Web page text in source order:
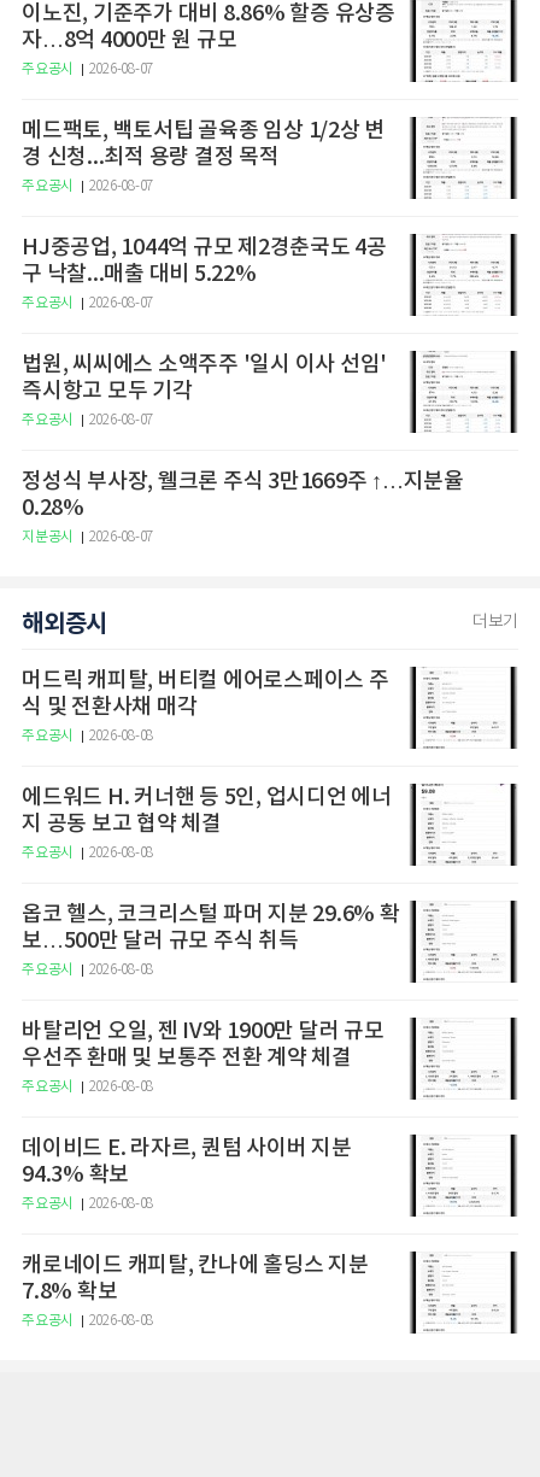
이노진, 기준주가 대비 8.86% 할증 유상증
자…8억 4000만 원 규모
주요공시 2026-08-07
메드팩토, 백토서팁 골육종 임상 1/2상 변
경 신청...최적 용량 결정 목적
주요공시 2026-08-07
HJ중공업, 1044억 규모 제2경춘국도 4공
구 낙찰...매출 대비 5.22%
주요공시 2026-08-07
법원, 씨씨에스 소액주주 '일시 이사 선임'
즉시항고 모두 기각
주요공시 2026-08-07
정성식 부사장, 웰크론 주식 3만1669주 ↑…지분율
0.28%
지분공시 2026-08-07
해외증시 더보기
머드릭 캐피탈, 버티컬 에어로스페이스 주
식 및 전환사채 매각
주요공시 2026-08-08
에드워드 H. 커너핸 등 5인, 업시디언 에너
지 공동 보고 협약 체결
주요공시 2026-08-08
옵코 헬스, 코크리스털 파머 지분 29.6% 확
보…500만 달러 규모 주식 취득
주요공시 2026-08-08
바탈리언 오일, 젠 IV와 1900만 달러 규모
우선주 환매 및 보통주 전환 계약 체결
주요공시 2026-08-08
데이비드 E. 라자르, 퀀텀 사이버 지분
94.3% 확보
주요공시 2026-08-08
캐로네이드 캐피탈, 칸나에 홀딩스 지분
7.8% 확보
주요공시 2026-08-08